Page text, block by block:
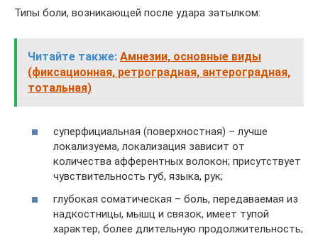
Типы боли, возникающей после удара затылком:
Читайте также: Амнезии, основные виды
(фиксационная, ретроградная, антероградная,
тотальная)
суперфициальная (поверхностная) – лучше
локализуема, локализация зависит от
количества афферентных волокон; присутствует
чувствительность губ, языка, рук;
глубокая соматическая – боль, передаваемая из
надкостницы, мышц и связок, имеет тупой
характер, более длительную продолжительность;